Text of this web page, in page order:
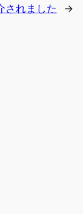
されました →